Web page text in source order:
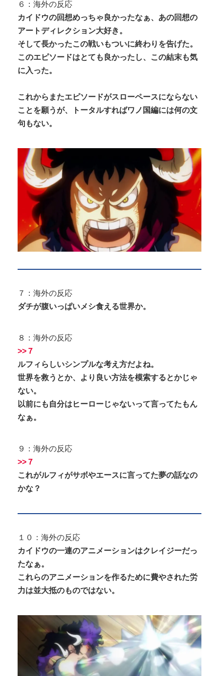
６：海外の反応
カイドウの回想めっちゃ良かったなぁ、あの回想の
アートディレクション大好き。
そして長かったこの戦いもついに終わりを告げた。
このエピソードはとても良かったし、この結末も気
に入った。
これからまたエピソードがスローペースにならない
ことを願うが、トータルすればワノ国編には何の文
句もない。
７：海外の反応
ダチが腹いっぱいメシ食える世界か。
８：海外の反応
>>７
ルフィらしいシンプルな考え方だよね。
世界を救うとか、より良い方法を模索するとかじゃ
ない。
以前にも自分はヒーローじゃないって言ってたもん
なぁ。
９：海外の反応
>>７
これがルフィがサボやエースに言ってた夢の話なの
かな？
１０：海外の反応
カイドウの一連のアニメーションはクレイジーだっ
たなぁ。
これらのアニメーションを作るために費やされた労
力は並大抵のものではない。